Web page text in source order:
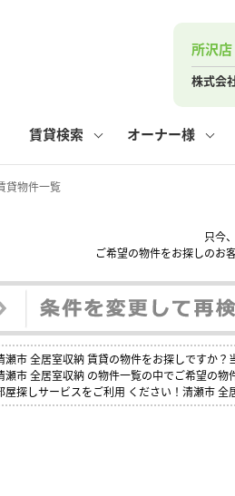
所沢店
株式会
賃貸検索
閲覧履歴
テナ
オーナー様
管理物件一覧
住まいのトラブルQ&A
購入までの流れ よくある質
業者の選び方 媒介契約
るポイント よくある質問
お客様の声 ス
手指店 ピタットハウス新所
その他の問合せ
よくある質問
手指店 ピタットハウス新所
貸物件一覧
只今
ご希望の物件をお探しのお
瀬市 全居室収納 賃貸の物件をお探しですか
瀬市 全居室収納 の物件一覧の中でご希望の
屋探しサービスをご利用 ください！清瀬市 全